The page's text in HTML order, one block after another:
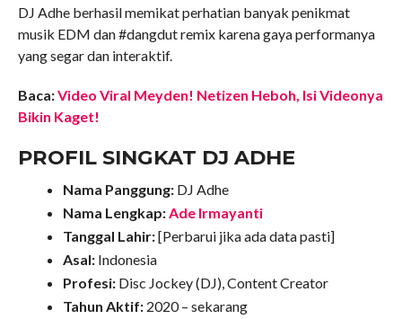
DJ Adhe berhasil memikat perhatian banyak penikmat
musik EDM dan #dangdut remix karena gaya performanya
yang segar dan interaktif.
Baca:Video Viral Meyden! Netizen Heboh, Isi Videonya
Bikin Kaget!
PROFIL SINGKAT DJ ADHE
Nama Panggung:DJ Adhe
Nama Lengkap:Ade Irmayanti
Tanggal Lahir:[Perbarui jika ada data pasti]
Asal:Indonesia
Profesi:Disc Jockey (DJ), Content Creator
Tahun Aktif:2020 – sekarang